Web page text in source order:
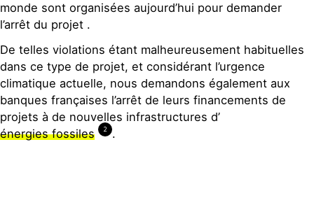
monde sont organisées aujourd’hui pour demander
l’arrêt du projet .
De telles violations étant malheureusement habituelles
dans ce type de projet, et considérant l’urgence
climatique actuelle, nous demandons également aux
banques françaises l’arrêt de leurs financements de
projets à de nouvelles infrastructures d’
énergies fossiles
2 .